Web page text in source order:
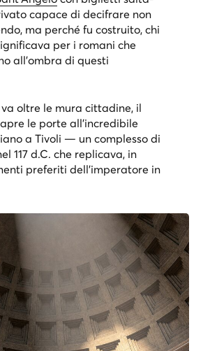
capace di decifrare non
ma perché fu costruito, chi
per i romani che
all’ombra di questi
oltre le mura cittadine, il
apre le porte all’incredibile
a Tivoli — un complesso di
117 d.C. che replicava, in
preferiti dell’imperatore in